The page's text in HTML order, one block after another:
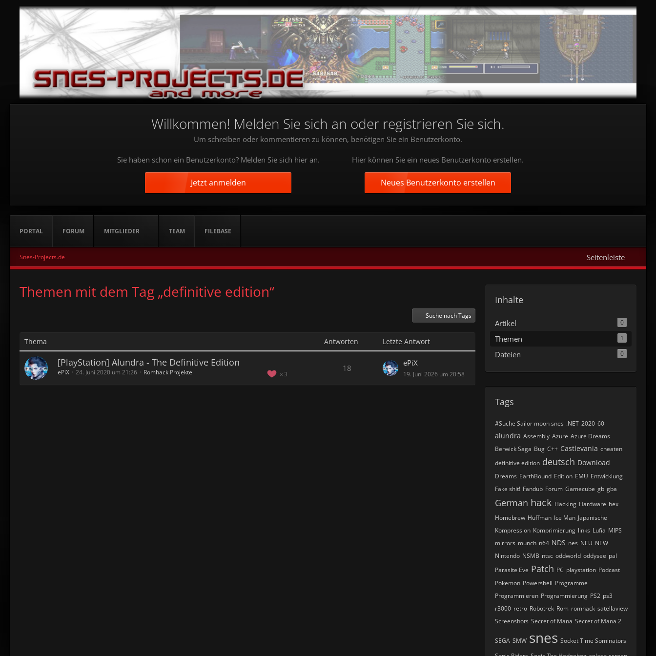
Willkommen! Melden Sie sich an oder registrieren Sie sich.
Um schreiben oder kommentieren zu können, benötigen Sie ein Benutzerkonto.
Sie haben schon ein Benutzerkonto? Melden Sie sich hier an.
Jetzt anmelden
Hier können Sie ein neues Benutzerkonto erstellen.
Neues Benutzerkonto erstellen
PORTAL FORUM MITGLIEDER TEAM FILEBASE
Snes-Projects.de Seitenleiste
Themen mit dem Tag „definitive edition“
Suche nach Tags
Thema Antworten Letzte Antwort
[PlayStation] Alundra - The Definitive Edition
3
ePiX 24. Juni 2020 um 21:26 Romhack Projekte 18
ePiX
19. Juni 2026 um 20:58
Inhalte
Artikel 0
Themen 1
Dateien 0
Tags
#Suche Sailor moon snes .NET 2020 60
alundra Assembly Azure Azure Dreams
Berwick Saga Bug C++ Castlevania cheaten
definitive edition deutsch Download
Dreams EarthBound Edition EMU Entwicklung
Fake shit! Fandub Forum Gamecube gb gba
German hack Hacking Hardware hex
Homebrew Huffman Ice Man Japanische
Kompression Komprimierung links Lufia MIPS
mirrors munch n64 NDS nes NEU NEW
Nintendo NSMB ntsc oddworld oddysee pal
Parasite Eve Patch PC playstation Podcast
Pokemon Powershell Programme
Programmieren Programmierung PS2 ps3
r3000 retro Robotrek Rom romhack satellaview
Screenshots Secret of Mana Secret of Mana 2
SEGA SMW snes Socket Time Sominators